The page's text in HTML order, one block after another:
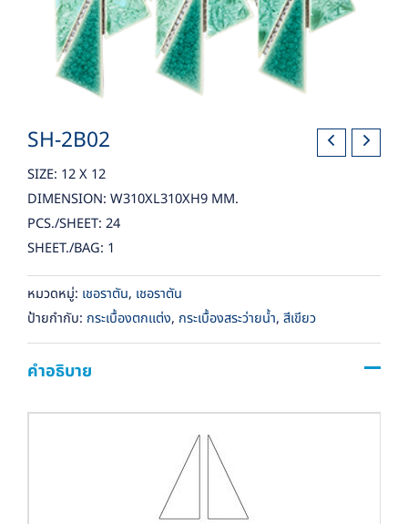
SH-2B02
SIZE: 12 X 12
DIMENSION: W310XL310XH9 MM.
PCS./SHEET: 24
SHEET./BAG: 1
หมวดหมู่: เชอราตัน, เชอราตัน
ป้ายกำกับ: กระเบื้องตกแต่ง, กระเบื้องสระว่ายน้ำ, สีเขียว
คำอธิบาย